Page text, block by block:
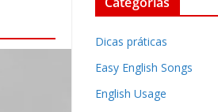
Dicas práticas
Easy English Songs
English Usage